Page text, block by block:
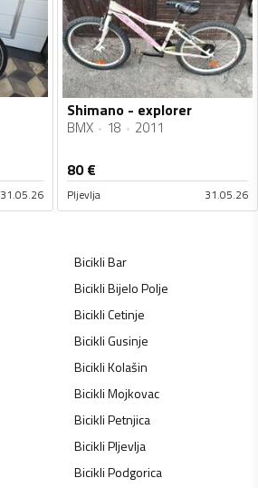
31.05.26
Shimano - explorer
BMX 18 2011
80€
Pljevlja 31.05.26
BicikliBar
BicikliBijelo Polje
BicikliCetinje
BicikliGusinje
BicikliKolašin
BicikliMojkovac
BicikliPetnjica
BicikliPljevlja
BicikliPodgorica